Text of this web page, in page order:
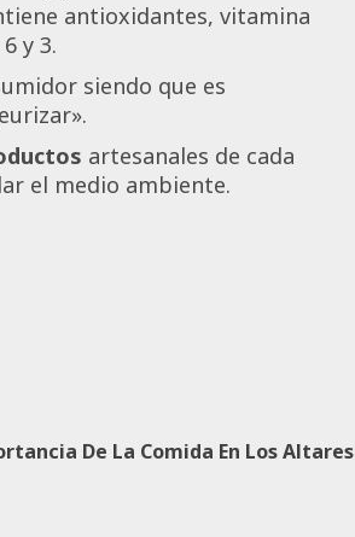
antioxidantes, vitamina
y 3.
siendo que es
artesanales de cada
el medio ambiente.
De La Comida En Los Altares